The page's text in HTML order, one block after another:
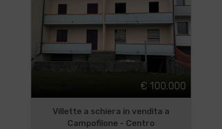
€ 100.000
Villette a schiera in vendita a
Campofilone - Centro